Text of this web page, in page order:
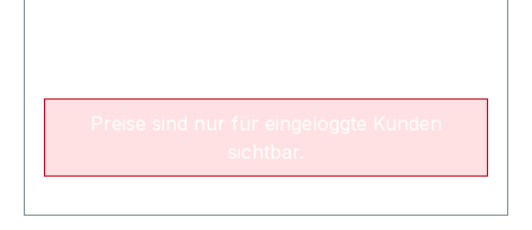
Preise sind nur für eingeloggte Kunden
sichtbar.